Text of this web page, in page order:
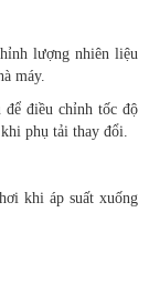
lượng nhiên liệu
máy.
điều chỉnh tốc độ
phụ tải thay đổi.
khi áp suất xuống